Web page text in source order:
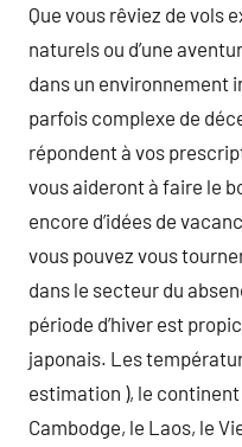
Que vous rêviez de vols
naturels ou d’une
dans un environnement
parfois complexe de
répondent à vos
vous aideront à faire le
encore d’idées de
vous pouvez vous
dans le secteur du
période d’hiver est
japonais. Les
estimation ), le
Cambodge, le Laos, le